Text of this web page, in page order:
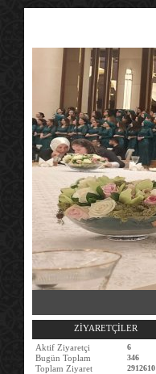
ZİYARETÇİLER
Aktif Ziyaretçi
6
Bugün Toplam 346
Toplam Ziyaret 2912610